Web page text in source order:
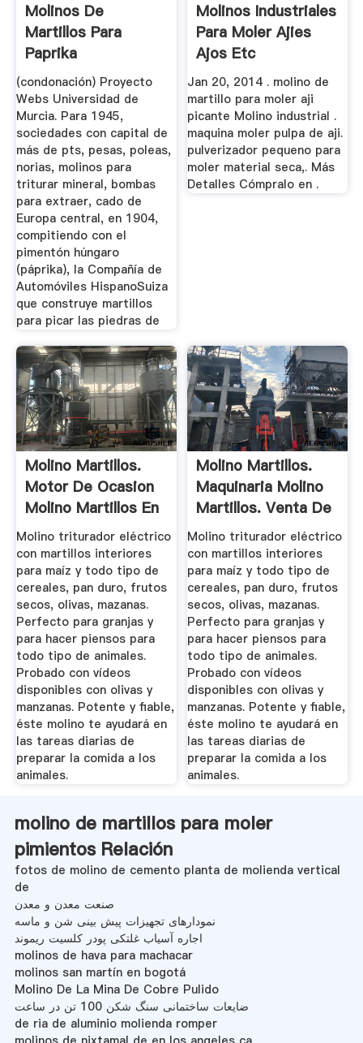
Molinos De
Martillos Para
Paprika
(condonación) Proyecto
Webs Universidad de
Murcia. Para 1945,
sociedades con capital de
más de pts, pesas, poleas,
norias, molinos para
triturar mineral, bombas
para extraer, cado de
Europa central, en 1904,
compitiendo con el
pimentón húngaro
(páprika), la Compañía de
Automóviles HispanoSuiza
que construye martillos
para picar las piedras de
Molinos Industriales
Para Moler Ajies
Ajos Etc
Jan 20, 2014 . molino de
martillo para moler aji
picante Molino industrial .
maquina moler pulpa de aji.
pulverizador pequeno para
moler material seca,. Más
Detalles Cómpralo en .
Molino Martillos.
Motor De Ocasion
Molino Martillos En
...
Molino triturador eléctrico
con martillos interiores
para maíz y todo tipo de
cereales, pan duro, frutos
secos, olivas, mazanas.
Perfecto para granjas y
para hacer piensos para
todo tipo de animales.
Probado con vídeos
disponibles con olivas y
manzanas. Potente y fiable,
éste molino te ayudará en
las tareas diarias de
preparar la comida a los
animales.
Molino Martillos.
Maquinaria Molino
Martillos. Venta De
...
Molino triturador eléctrico
con martillos interiores
para maíz y todo tipo de
cereales, pan duro, frutos
secos, olivas, mazanas.
Perfecto para granjas y
para hacer piensos para
todo tipo de animales.
Probado con vídeos
disponibles con olivas y
manzanas. Potente y fiable,
éste molino te ayudará en
las tareas diarias de
preparar la comida a los
animales.
molino de martillos para moler
pimientos Relación
fotos de molino de cemento planta de molienda vertical
de
صنعت معدن و معدن
نمودارهای تجهیزات پیش بینی شن و ماسه
اجاره آسیاب غلتکی پودر کلسیت ریموند
molinos de hava para machacar
molinos san martín en bogotá
Molino De La Mina De Cobre Pulido
ضایعات ساختمانی سنگ شکن 100 تن در ساعت
de ria de aluminio molienda romper